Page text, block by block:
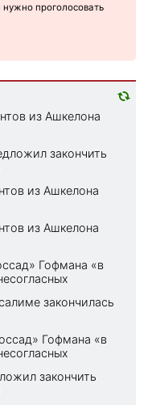
проголосовать
из Ашкелона
закончить
из Ашкелона
из Ашкелона
Гофмана «в
закончилась
Гофмана «в
закончить